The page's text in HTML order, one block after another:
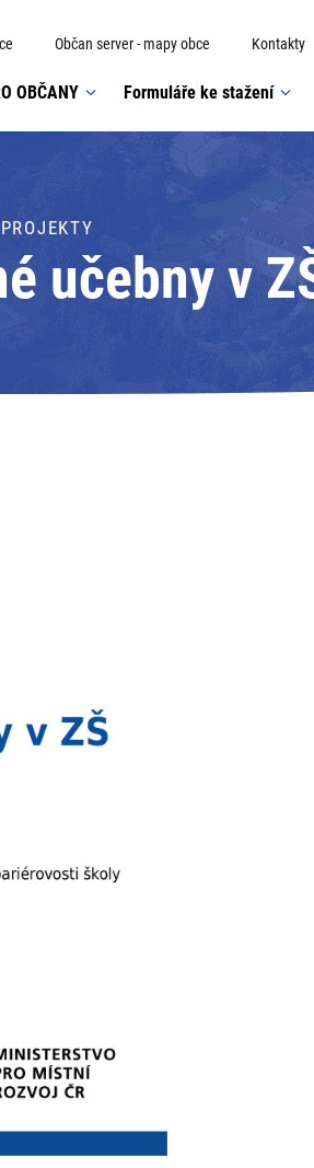
Občan server - mapy obce Kontakty
OBČANY Formuláře ke stažení
PROJEKTY
učebny v